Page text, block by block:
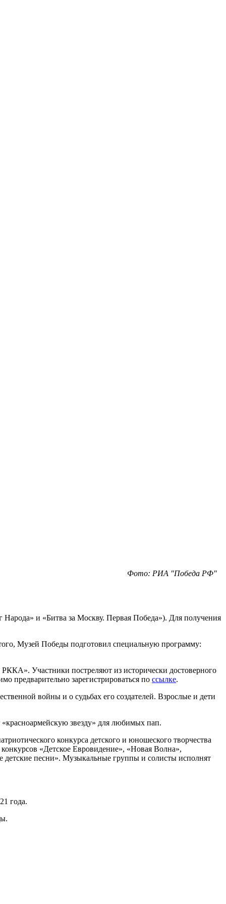
Фото: РИА "Победа РФ"
и «Битва за Москву. Первая Победа»). Для получения
Музей Победы подготовил специальную программу:
Участники постреляют из исторически достоверного
предварительно зарегистрироваться по ссылке.
войны и о судьбах его создателей. Взрослые и дети
звезду» для любимых пап.
конкурса детского и юношеского творчества
«Детское Евровидение», «Новая Волна»,
детские песни». Музыкальные группы и солисты исполнят
года.